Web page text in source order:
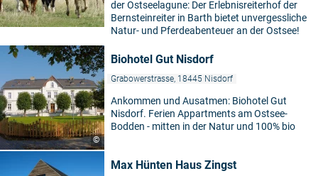
der Ostseelagune: Der Erlebnisreiterhof der
Bernsteinreiter in Barth bietet unvergessliche
Natur- und Pferdeabenteuer an der Ostsee!
©
Biohotel Gut Nisdorf
Grabowerstrasse, 18445 Nisdorf
Ankommen und Ausatmen: Biohotel Gut
Nisdorf. Ferien Appartments am Ostsee-
Bodden - mitten in der Natur und 100% bio
Max Hünten Haus Zingst